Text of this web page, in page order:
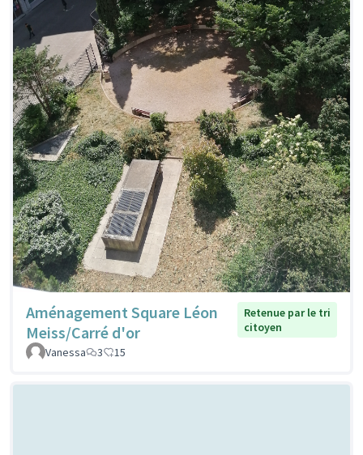
Aménagement Square Léon
Meiss/Carré d'or
Retenue par le tri
citoyen
Vanessa
3 15